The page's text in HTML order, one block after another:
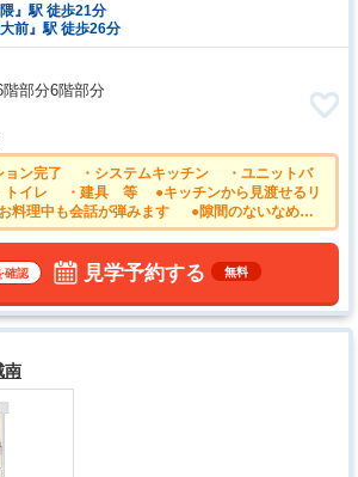
』駅 徒歩21分
前』駅 徒歩26分
部分6階部分
ョン完了 ・システムキッチン ・ユニットバ
イレ ・建具 等 ●キッチンから見渡せるリ
料理中も会話が弾みます ●隙間のないなめら
システムキッチン ●安心のオートロック付き
確認 見学予約する 無料
南